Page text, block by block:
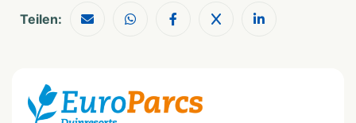
Gemiddeld: 60 - 250
Thema
Actief & outdoor
Strand & zee
Teilen: